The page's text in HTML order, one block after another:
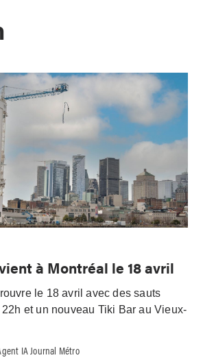
à Montréal le 18 avril
le 18 avril avec des sauts
et un nouveau Tiki Bar au Vieux-
IA Journal Métro